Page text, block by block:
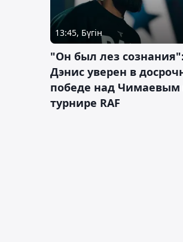
13:45, Бүгін
"Он был лез сознания":
Дэнис уверен в
победе над Чимаевым
турнире RAF